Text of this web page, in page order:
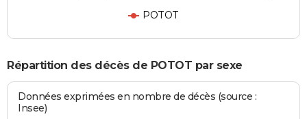
POTOT
Répartition des décès de POTOT par sexe
Données exprimées en nombre de décès (source :
Insee)